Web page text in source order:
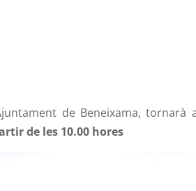
de Beneixama,
de les 10.00 hores